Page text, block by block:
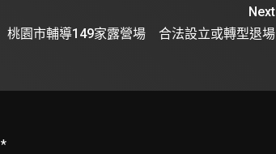
Next
桃園市輔導149家露營場 合法設立或轉型退場
*